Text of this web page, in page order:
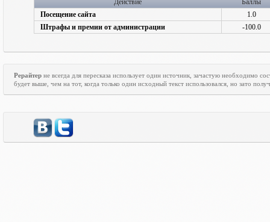
Действие
Баллы
Посещение сайта
1.0
Штрафы и премии от администрации
-100.0
Рерайтер не всегда для пересказа использует один источник, зачастую необходимо
будет выше, чем на тот, когда только один исходный текст использовался, но зато